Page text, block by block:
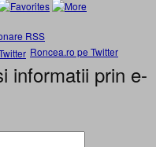
RSS
Roncea.ro pe Twitter
informatii prin e-